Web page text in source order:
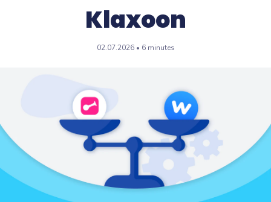
Klaxoon
02.07.2026 • 6 minutes